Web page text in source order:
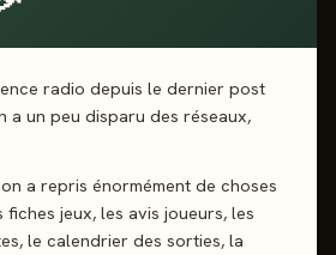
radio depuis le dernier post
a un peu disparu des réseaux,
a repris énormément de choses
jeux, les avis joueurs, les
le calendrier des sorties, la
Artichauts
Envie de jouer Wishlist